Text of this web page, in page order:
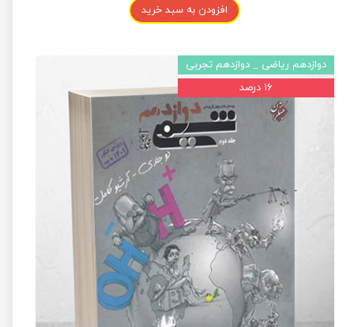
افزودن به سبد خرید
دوازدهم ریاضی _ دوازدهم تجربی
۱۶ درصد